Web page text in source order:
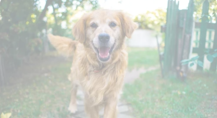
für jeden Hund bis zu gar keiner Vorschrift. Das Ergebnis ist ein
Flickenteppich, der sich zudem laufend verändert. Zum 1. Juli 2026 ist
zum Beispiel Bremen dazugekommen, wo die Versicherung jetzt für alle
Hunde vorgeschrieben ist. In diesem Überblick siehst du auf einen
Blick, was in deinem Bundesland gilt. Wir schauen genauer auf die
Sonderfälle Nordrhein-Westfalen und Bayern, klären, ab wann du die
Versicherung brauchst, und warum sich der Schutz auch dort lohnt, wo